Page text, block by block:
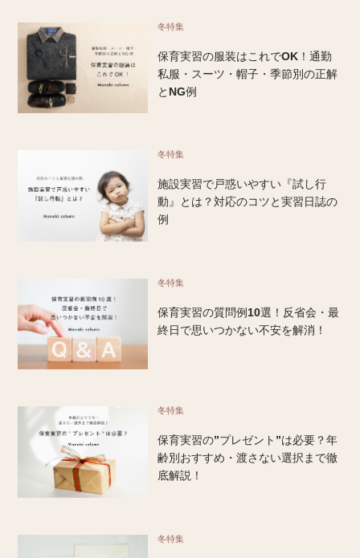
冬特集
保育実習の服装はこれでOK！通勤
私服・スーツ・帽子・季節別の正解
とNG例
冬特集
施設実習で戸惑いやすい『試し行
動』とは？対応のコツと実習日誌の
例
冬特集
保育実習の質問例10選！反省会・最
終日で思いつかない不安を解消！
冬特集
保育実習の”プレゼント”は必要？年
齢別おすすめ・渡さない選択まで徹
底解説！
冬特集